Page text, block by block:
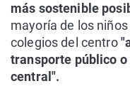
más sostenible
mayoría de los
colegios del centro
transporte público
central".